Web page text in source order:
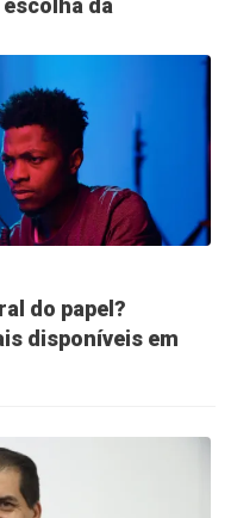
da
do papel?
disponíveis em